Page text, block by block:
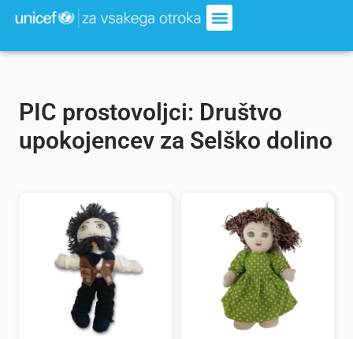
PIC prostovoljci: Društvo
upokojencev za Selško dolino